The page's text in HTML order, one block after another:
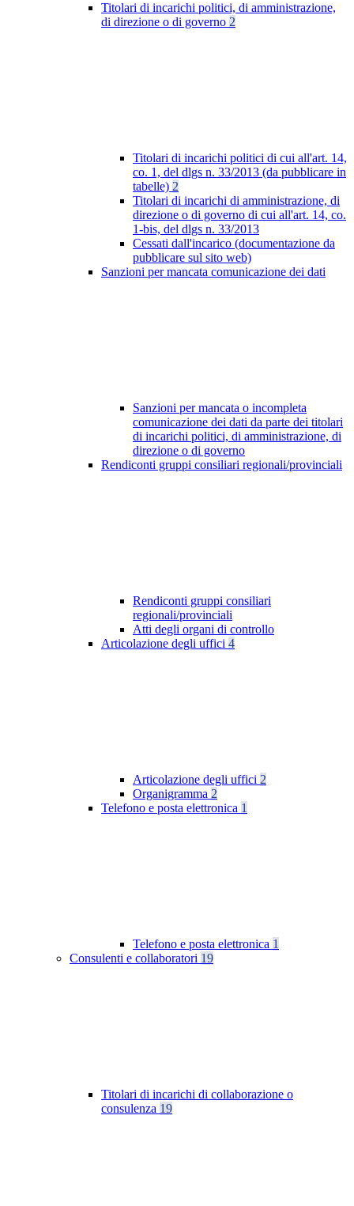
Titolari di incarichi politici, di amministrazione,
di direzione o di governo 2
Titolari di incarichi politici di cui all'art. 14,
co. 1, del dlgs n. 33/2013 (da pubblicare in
tabelle) 2
Titolari di incarichi di amministrazione, di
direzione o di governo di cui all'art. 14, co.
1-bis, del dlgs n. 33/2013
Cessati dall'incarico (documentazione da
pubblicare sul sito web)
Sanzioni per mancata comunicazione dei dati
Sanzioni per mancata o incompleta
comunicazione dei dati da parte dei titolari
di incarichi politici, di amministrazione, di
direzione o di governo
Rendiconti gruppi consiliari regionali/provinciali
Rendiconti gruppi consiliari
regionali/provinciali
Atti degli organi di controllo
Articolazione degli uffici 4
Articolazione degli uffici 2
Organigramma 2
Telefono e posta elettronica 1
Telefono e posta elettronica 1
Consulenti e collaboratori 19
Titolari di incarichi di collaborazione o
consulenza 19